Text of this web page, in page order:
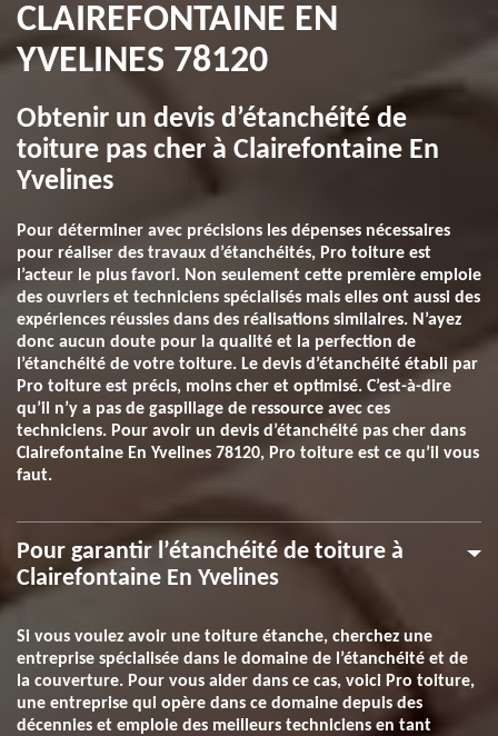
CLAIREFONTAINE EN
YVELINES 78120
Obtenir un devis d’étanchéité de
toiture pas cher à Clairefontaine En
Yvelines
Pour déterminer avec précisions les dépenses nécessaires
pour réaliser des travaux d’étanchéités, Pro toiture est
l’acteur le plus favori. Non seulement cette première emploie
des ouvriers et techniciens spécialisés mais elles ont aussi des
expériences réussies dans des réalisations similaires. N’ayez
donc aucun doute pour la qualité et la perfection de
l’étanchéité de votre toiture. Le devis d’étanchéité établi par
Pro toiture est précis, moins cher et optimisé. C’est-à-dire
qu’il n’y a pas de gaspillage de ressource avec ces
techniciens. Pour avoir un devis d’étanchéité pas cher dans
Clairefontaine En Yvelines 78120, Pro toiture est ce qu’il vous
faut.
Pour garantir l’étanchéité de toiture à
Clairefontaine En Yvelines
Si vous voulez avoir une toiture étanche, cherchez une
entreprise spécialisée dans le domaine de l’étanchéité et de
la couverture. Pour vous aider dans ce cas, voici Pro toiture,
une entreprise qui opère dans ce domaine depuis des
décennies et emploie des meilleurs techniciens en tant